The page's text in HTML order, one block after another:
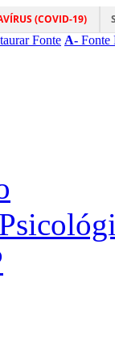
(COVID-19)
Fonte A- Fonte